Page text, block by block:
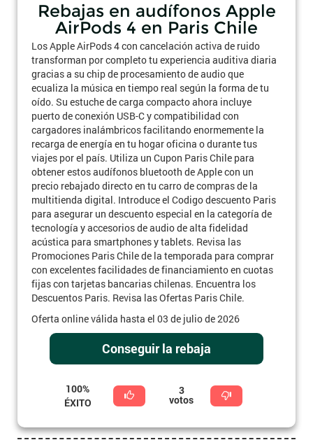
Rebajas en audífonos Apple
AirPods 4 en Paris Chile
Los Apple AirPods 4 con cancelación activa de ruido
transforman por completo tu experiencia auditiva diaria
gracias a su chip de procesamiento de audio que
ecualiza la música en tiempo real según la forma de tu
oído. Su estuche de carga compacto ahora incluye
puerto de conexión USB-C y compatibilidad con
cargadores inalámbricos facilitando enormemente la
recarga de energía en tu hogar oficina o durante tus
viajes por el país. Utiliza un Cupon Paris Chile para
obtener estos audífonos bluetooth de Apple con un
precio rebajado directo en tu carro de compras de la
multitienda digital. Introduce el Codigo descuento Paris
para asegurar un descuento especial en la categoría de
tecnología y accesorios de audio de alta fidelidad
acústica para smartphones y tablets. Revisa las
Promociones Paris Chile de la temporada para comprar
con excelentes facilidades de financiamiento en cuotas
fijas con tarjetas bancarias chilenas. Encuentra los
Descuentos Paris. Revisa las Ofertas Paris Chile.
Oferta online válida hasta el 03 de julio de 2026
Conseguir la rebaja
100%
ÉXITO
3
votos